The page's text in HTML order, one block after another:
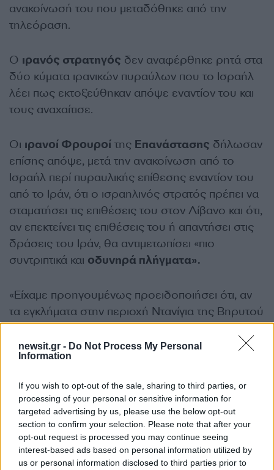
newsit.gr - Do Not Process My Personal
Information
If you wish to opt-out of the sale, sharing to third parties, or
processing of your personal or sensitive information for
targeted advertising by us, please use the below opt-out
section to confirm your selection. Please note that after your
opt-out request is processed you may continue seeing
interest-based ads based on personal information utilized by
us or personal information disclosed to third parties prior to
ανακοίνωσή του που μεταδόθηκε από την
τηλεόραση.
Ο ιρανός στρατηγός δεν αναφέρθηκε ρητά στα
δύο κύματα ιρανικών πυραύλων που το Ισραήλ
λέει πως εκτοξεύθηκαν απόψε εναντίον του και
τους αναχαίτισε.
Οι ιρανοί Φρουροί της Επανάστασης δήλωσαν
επίσης απόψε, μετά την ανακοίνωση από το
Ισραήλ περί πυραυλικής επίθεσης εναντίον του
από το Ιράν, ότι ο ισραηλινός στρατός πρέπει να
σταματήσει τις επιθέσεις του στον Λίβανο και ότι,
αν επεκτείνει τις επιθέσεις του ή απαντήσει στις
δράσεις του Ιράν, θα αντιμετωπίσει «πιο
συντριπτικά και οδυνηρά πλήγματα».
«Είχαμε προηγουμένως προειδοποιήσει ότι, αν
τα εγκλήματα στην περιοχή Ντανίγια της Βηρυτού
επεκταθούν, θα επιτεθούμε σε στόχους στα
κατεχόμενα εδάφη», ανακοινώθηκε από τη
διοίκηση των Φρουρών της Επανάστασης.
«Ηαποψινή επιχείρησηείναι μια προειδοποίηση.
Αν τέτοιες επιθέσεις επαναληφθούν (σ.σ.: εννοεί
τον σημερινό ισραηλινό βομβαρδισμός των
νότιων προαστίων της Βηρυτού), η απάντηση θα
είναι ευρύτερη και θα πληγούν όλοι οι